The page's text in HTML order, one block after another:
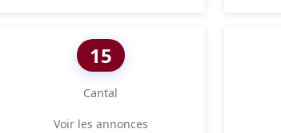
15
Cantal
Voir les annonces